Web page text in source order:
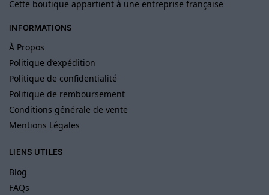
Cette boutique appartient à une entreprise française
INFORMATIONS
À Propos
Politique d’expédition
Politique de confidentialité
Politique de remboursement
Conditions générale de vente
Mentions Légales
LIENS UTILES
Blog
FAQs